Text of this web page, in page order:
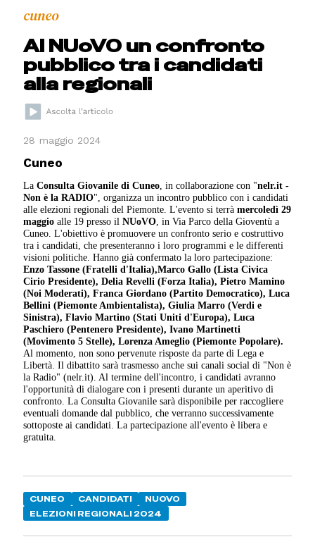
cuneo
Al NUoVO un confronto
pubblico tra i candidati
alla regionali
28 maggio 2024
Cuneo
LaConsulta Giovanile di Cuneo , in collaborazione con "nelr.it -
Non è la RADIO", organizza un incontro pubblico con i candidati
alle elezioni regionali del Piemonte. L'evento si terràmercoledì 29
maggio alle 19 presso ilNUoVO , in Via Parco della Gioventù a
Cuneo. L'obiettivo è promuovere un confronto serio e costruttivo
tra i candidati, che presenteranno i loro programmi e le differenti
visioni politiche. Hanno già confermato la loro partecipazione:
Enzo Tassone (Fratelli d'Italia),Marco Gallo (Lista Civica
Cirio Presidente),Delia Revelli (Forza Italia),Pietro Mamino
(Noi Moderati),Franca Giordano (Partito Democratico),Luca
Bellini (Piemonte Ambientalista),Giulia Marro (Verdi e
Sinistra),Flavio Martino (Stati Uniti d'Europa),Luca
Paschiero (Pentenero Presidente),Ivano Martinetti
(Movimento 5 Stelle),Lorenza Ameglio (Piemonte Popolare).
Al momento, non sono pervenute risposte da parte di Lega e
Libertà. Il dibattito sarà trasmesso anche sui canali social di "Non è
la Radio" (nelr.it). Al termine dell'incontro, i candidati avranno
l'opportunità di dialogare con i presenti durante un aperitivo di
confronto. La Consulta Giovanile sarà disponibile per raccogliere
eventuali domande dal pubblico, che verranno successivamente
sottoposte ai candidati. La partecipazione all'evento è libera e
gratuita.
CUNEO CANDIDATI
NUOVO
ELEZIONI REGIONALI 2024